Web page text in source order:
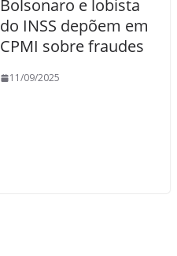
Bolsonaro e lobista
do INSS depõem em
CPMI sobre fraudes
11/09/2025